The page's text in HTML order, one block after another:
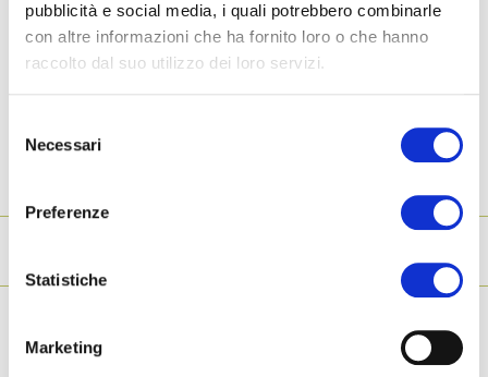
pubblicità e social media, i quali potrebbero combinarle
con altre informazioni che ha fornito loro o che hanno
raccolto dal suo utilizzo dei loro servizi.
delNecessari
Preferenze
Statistiche
Marketing
Találd meg a számodra ideális